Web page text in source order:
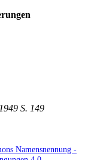
S. 149
Namensnennung -